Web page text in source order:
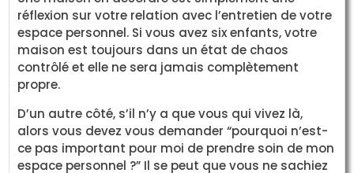
réflexion sur votre relation avec l’entretien de votre
espace personnel. Si vous avez six enfants, votre
maison est toujours dans un état de chaos
contrôlé et elle ne sera jamais complètement
propre.
D’un autre côté, s’il n’y a que vous qui vivez là,
alors vous devez vous demander “pourquoi n’est-
ce pas important pour moi de prendre soin de mon
espace personnel ?” Il se peut que vous ne sachiez